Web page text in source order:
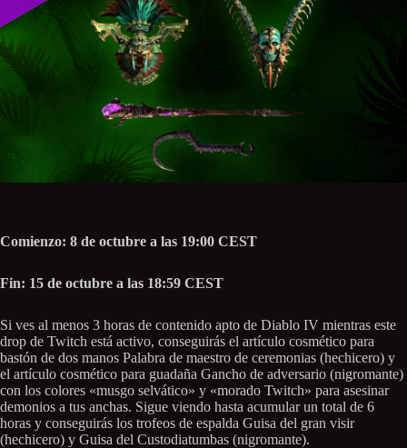
Comienzo: 8 de octubre a las 19:00 CEST
Fin: 15 de octubre a las 18:59 CEST
Si ves al menos 3 horas de contenido apto de Diablo IV mientras este
drop de Twitch está activo, conseguirás el artículo cosmético para
bastón de dos manos Palabra de maestro de ceremonias (hechicero) y
el artículo cosmético para guadaña Gancho de adversario (nigromante)
con los colores «musgo selvático» y «morado Twitch» para asesinar
demonios a tus anchas. Sigue viendo hasta acumular un total de 6
horas y conseguirás los trofeos de espalda Guisa del gran visir
(hechicero) y Guisa del Custodiatumbas (nigromante).